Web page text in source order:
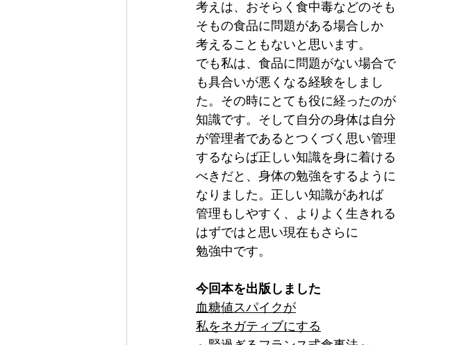
考えは、おそらく食中毒などのそも
そもの食品に問題がある場合しか
考えることもないと思います。
でも私は、食品に問題がない場合で
も具合いが悪くなる経験をしまし
た。その時にとても役に経ったのが
知識です。そして自分の身体は自分
が管理者であるとつくづく思い管理
するならば正しい知識を身に着ける
べきだと、身体の勉強をするように
なりました。正しい知識があれば
管理もしやすく、よりよく生きれる
はずではと思い現在もさらに
勉強中です。
今回本を出版しました
血糖値スパイクが
私をネガティブにする